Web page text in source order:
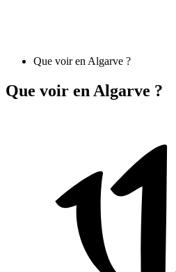
Que voir en Algarve ?
Que voir en Algarve ?